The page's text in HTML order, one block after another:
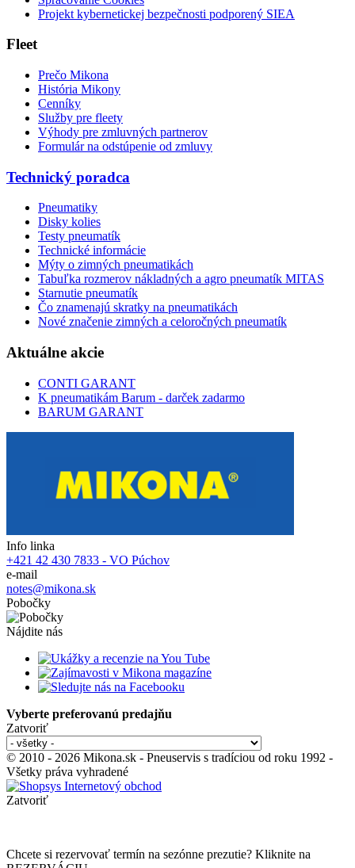
Projekt kybernetickej bezpečnosti podporený SIEA
Fleet
Prečo Mikona
História Mikony
Cenníky
Služby pre fleety
Výhody pre zmluvných partnerov
Formulár na odstúpenie od zmluvy
Technický poradca
Pneumatiky
Disky kolies
Testy pneumatík
Technické informácie
Mýty o zimných pneumatikách
Tabuľka rozmerov nákladných a agro pneumatík MITAS
Starnutie pneumatík
Čo znamenajú skratky na pneumatikách
Nové značenie zimných a celoročných pneumatík
Aktuálne akcie
CONTI GARANT
K pneumatikám Barum - darček zadarmo
BARUM GARANT
Info linka
+421 42 430 7833 - VO Púchov
e-mail
notes@mikona.sk
Pobočky
Nájdite nás
Vyberte preferovanú predajňu
Zatvoriť
© 2010 - 2026 Mikona.sk - Pneuservis s tradíciou od roku 1992 -
Všetky práva vyhradené
Zatvoriť
Chcete si rezervovať termín na sezónne prezutie? Kliknite na